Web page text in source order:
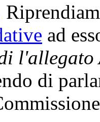
ad
di